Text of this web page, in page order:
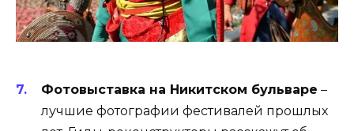
Фотовыставка на Никитском бульваре –
лучшие фотографии фестивалей прошлых